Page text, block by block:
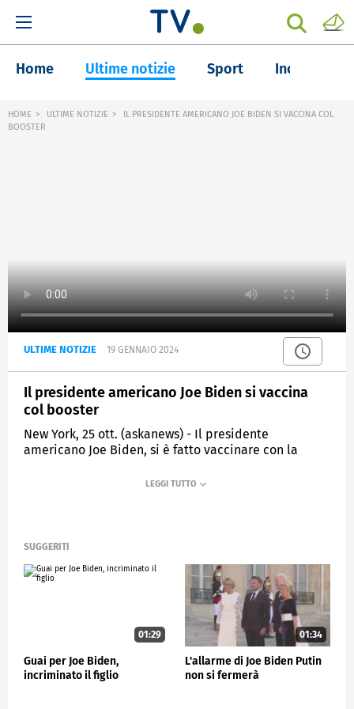
Home Ultime notizie Sport Inchieste
HOME ULTIME NOTIZIE
IL PRESIDENTE AMERICANO JOE BIDEN SI VACCINA COL
BOOSTER
ULTIME NOTIZIE 19 GENNAIO 2024
Il presidente americano Joe Biden si vaccina
col booster
New York, 25 ott. (askanews) - Il presidente
americano Joe Biden, si è fatto vaccinare con la
varianti. Poi ha lanciato nuova strategia per
efficace ma la verità è che non ci sono abbastanza
persone che lo stanno ricevendo. Dobbiamo
cambiare in modo da porte avere una stagione delle
vacanze sana e sicura" ha detto Biden
Il piano messo in atto con una rete di farmacie
dovrebbe consentire di raggiungere il maggior
numero di persone.
Inoltre una convenzione stipulata con farmacie, Uber
SUGGERITI
01:29
Guai per Joe Biden,
incriminato il figlio
01:34
L'allarme di Joe Biden Putin
non si fermerà